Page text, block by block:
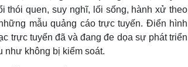
thói quen, suy nghĩ, lối sống, hành xử theo
mẫu quảng cáo trực tuyến. Điển hình
trực tuyến đã và đang đe dọa sự phát triển
như không bị kiểm soát.